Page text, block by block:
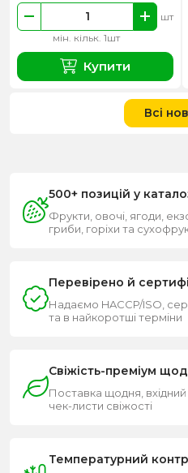
мін. кільк. 1шт
шт
Купити
Всі
500+ позицій у
Фрукти, овочі, ягоди,
гриби, горіхи та
Перевірено й
Надаємо HACCP/ISO,
та в найкоротші терміни
Свіжість-преміум
Поставка щодня, вхідний
чек-листи свіжості
Температурний